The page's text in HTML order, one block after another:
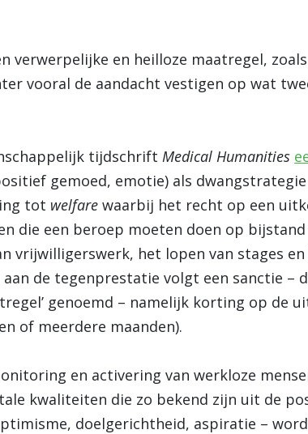
verwerpelijke en heilloze maatregel,
vooral de aandacht vestigen op wat
tijdschrift Medical Humanities
gemoed, emotie) als
tot welfare waarbij het recht op een
die een beroep moeten doen op
vrijwilligerswerk, het lopen van stages
de tegenprestatie volgt een sanctie –
genoemd – namelijk korting op de
of meerdere maanden).
en activering van werkloze
kwaliteiten die zo bekend zijn uit de
doelgerichtheid, aspiratie –